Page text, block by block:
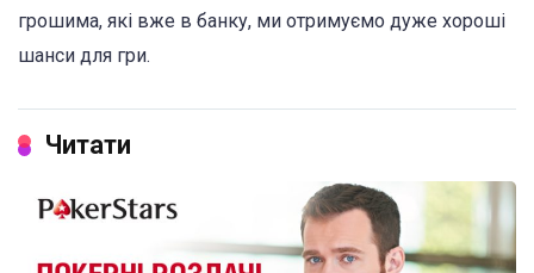
грошима, які вже в банку, ми отримуємо дуже хороші
шанси для гри.
Читати